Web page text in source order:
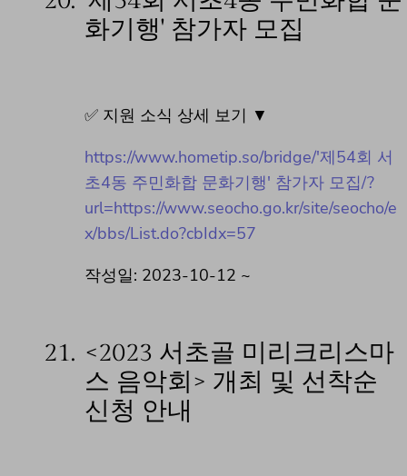
화기행' 참가자 모집
✅ 지원 소식 상세 보기 ▼
https://www.hometip.so/bridge/'제54회 서
초4동 주민화합 문화기행' 참가자 모집/?
url=https://www.seocho.go.kr/site/seocho/e
x/bbs/List.do?cbIdx=57
작성일: 2023-10-12 ~
21. <2023 서초골 미리크리스마
스 음악회> 개최 및 선착순
신청 안내